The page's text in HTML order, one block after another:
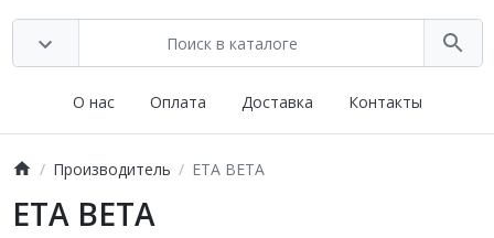
О нас Оплата Доставка Контакты
Производитель ETA BETA
ETA BETA